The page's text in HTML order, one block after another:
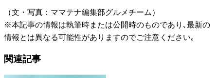
（文・写真：ママテナ編集部グルメチーム）
※本記事の情報は執筆時または公開時のものであり､最新の
情報とは異なる可能性がありますのでご注意ください｡
関連記事